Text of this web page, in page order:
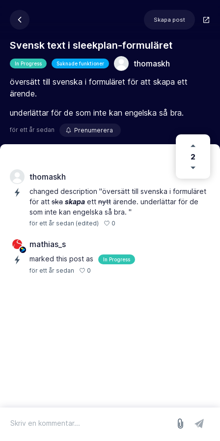
Skapa post
Svensk text i sleekplan-formuläret
In Progress Saknade funktioner
thomaskh
översätt till svenska i formuläret för att skapa ett
ärende.
underlättar för de som inte kan engelska så bra.
för ett år sedan Prenumerera
2
thomaskh
changed description "översätt till svenska i formuläret
för att ska skapa ett nytt ärende. underlättar för de
som inte kan engelska så bra. "
för ett år sedan (edited) 0
mathias_s
marked this post as In Progress
för ett år sedan 0